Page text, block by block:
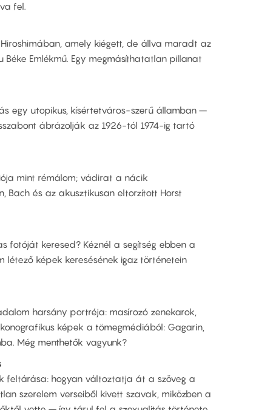
fel.
amely kiégett, de állva maradt az
Emlékmű. Egy megmásíthatatlan pillanat
egy utopikus, kísértetváros-szerű államban –
ábrázolják az 1926-tól 1974-ig tartó
mint rémálom; vádirat a nácik
Bach és az akusztikusan eltorzított Horst
fotóját keresed? Kéznél a segítség ebben a
képek keresésének igaz történetein
harsány portréja: masírozó zenekarok,
képek a tömegmédiából: Gagarin,
Még menthetők vagyunk?
feltárása: hogyan változtatja át a szöveg a
szerelem verseiből kivett szavak, miközben a